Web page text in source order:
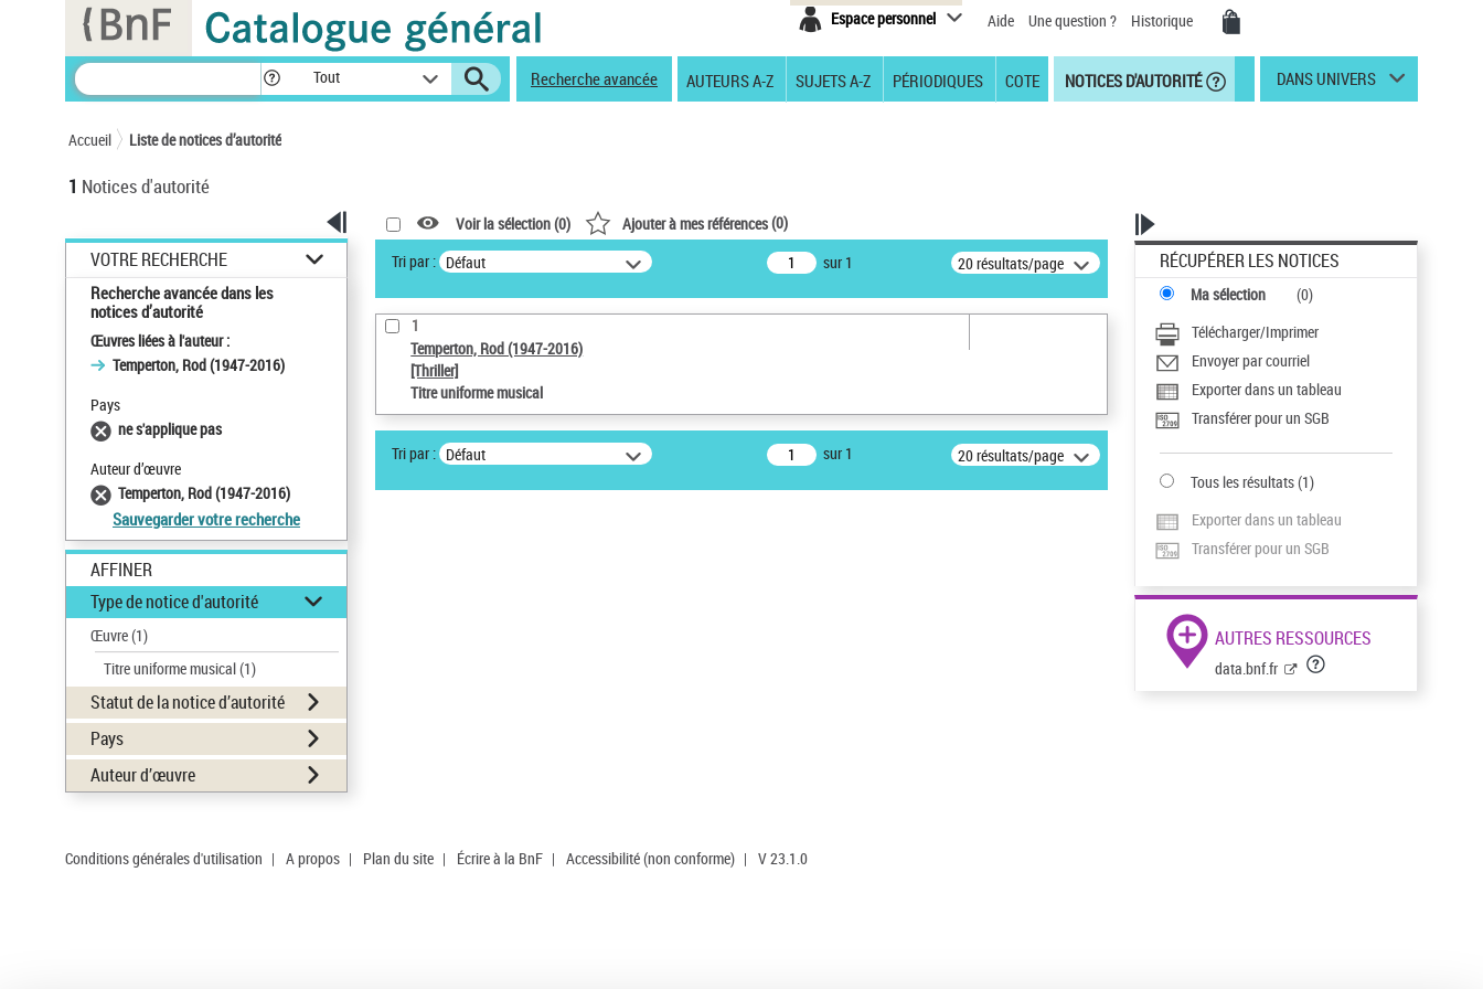
Espace personnel Aide Une question ? Historique
Tout Recherche avancée AUTEURS A-Z SUJETS A-Z PÉRIODIQUES COTE NOTICES D'AUTORITÉ DANS UNIVERS
Accueil Liste de notices d’autorité
1 Notices d'autorité
VOTRE RECHERCHE
Recherche avancée dans les
notices d’autorité
Œuvres liées à l'auteur :
Temperton, Rod (1947-2016)
Pays
ne s'applique pas
Auteur d’œuvre
Temperton, Rod (1947-2016)
Sauvegarder votre recherche
AFFINER
Type de notice d'autorité
Œuvre(1)
Titre uniforme musical(1)
Statut de la notice d’autorité
Pays
Auteur d’œuvre
Voir la sélection (0) Ajouter à mes références(0)
Tri par : Défaut sur 1 20 résultats/page
1
Temperton, Rod (1947-2016)
[Thriller]
Titre uniforme musical
Tri par : Défaut sur 1 20 résultats/page
RÉCUPÉRER LES NOTICES
Ma sélection (0)
Télécharger/Imprimer
Envoyer par courriel
Exporter dans un tableau
Transférer pour un SGB
Tous les résultats(1)
Exporter dans un tableau
Transférer pour un SGB
AUTRES RESSOURCES
data.bnf.fr
Conditions générales d'utilisation | A propos | Plan du site | Écrire à la BnF | Accessibilité (non conforme) | V 23.1.0
Panneau de gestion des cookies